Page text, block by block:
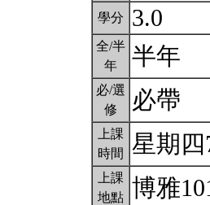
學分 3.0
全/半
年
半年
必/選
修
必帶
上課
時間
星期四
上課
地點 博雅